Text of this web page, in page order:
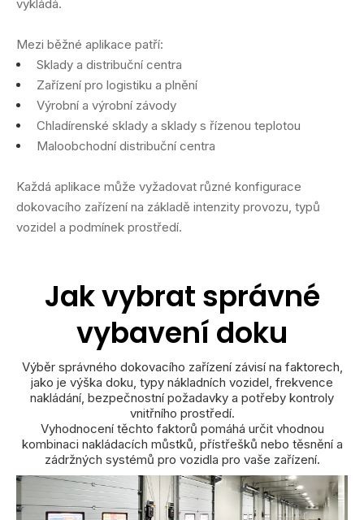
vykládá.
Mezi běžné aplikace patří:
Sklady a distribuční centra
Zařízení pro logistiku a plnění
Výrobní a výrobní závody
Chladírenské sklady a sklady s řízenou teplotou
Maloobchodní distribuční centra
Každá aplikace může vyžadovat různé konfigurace
dokovacího zařízení na základě intenzity provozu, typů
vozidel a podmínek prostředí.
Jak vybrat správné
vybavení doku
Výběr správného dokovacího zařízení závisí na faktorech,
jako je výška doku, typy nákladních vozidel, frekvence
nakládání, bezpečnostní požadavky a potřeby kontroly
vnitřního prostředí.
Vyhodnocení těchto faktorů pomáhá určit vhodnou
kombinaci nakládacích můstků, přístřešků nebo těsnění a
zádržných systémů pro vozidla pro vaše zařízení.